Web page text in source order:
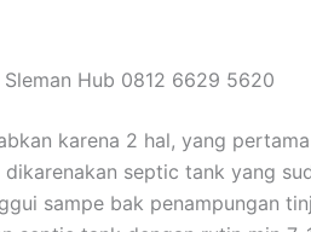
Hub 0812 6629 5620
karena 2 hal, yang
septic tank yang
sampe bak penampungan